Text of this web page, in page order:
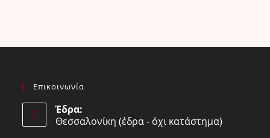
Επικοινωνία
Έδρα:
Θεσσαλονίκη (έδρα - όχι κατάστημα)